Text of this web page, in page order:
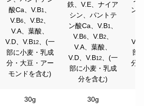
酸Ca、V.B1 、
V.B6、V.B2、
V.A、葉酸、
V.D、V.B12、(一
部に小麦・乳成
分・大豆・アー
モンドを含む)
鉄、V.E、ナイア
シン、パントテ
ン酸Ca、V.B1 、
V.B6、V.B2、
V.A、葉酸、
V.D、V.B12、(一
部に小麦・乳成
分を含む)
ン
V.D
部
分
30g 30g